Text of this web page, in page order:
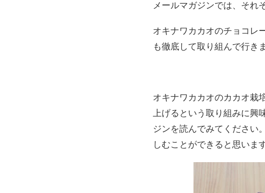
メールマガジンでは、それ
オキナワカカオのチョコレ
も徹底して取り組んで行き
オキナワカカオのカカオ栽
上げるという取り組みに興
ジンを読んでみてください
しむことができると思います